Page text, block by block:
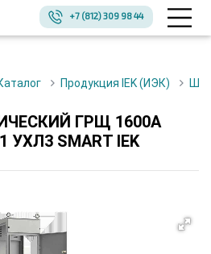
+7 (812) 309 98 44
Каталог Продукция IEK (ИЭК)
ГРЩ 1600A
УХЛ3 SMART IEK